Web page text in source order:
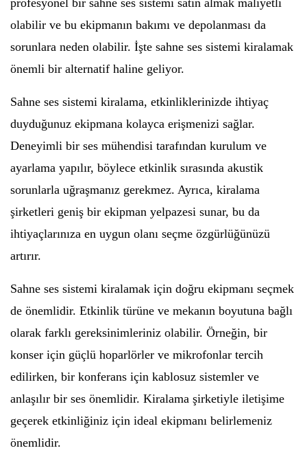
profesyonel bir sahne ses sistemi satın almak maliyetli
olabilir ve bu ekipmanın bakımı ve depolanması da
sorunlara neden olabilir. İşte sahne ses sistemi kiralamak
önemli bir alternatif haline geliyor.
Sahne ses sistemi kiralama, etkinliklerinizde ihtiyaç
duyduğunuz ekipmana kolayca erişmenizi sağlar.
Deneyimli bir ses mühendisi tarafından kurulum ve
ayarlama yapılır, böylece etkinlik sırasında akustik
sorunlarla uğraşmanız gerekmez. Ayrıca, kiralama
şirketleri geniş bir ekipman yelpazesi sunar, bu da
ihtiyaçlarınıza en uygun olanı seçme özgürlüğünüzü
artırır.
Sahne ses sistemi kiralamak için doğru ekipmanı seçmek
de önemlidir. Etkinlik türüne ve mekanın boyutuna bağlı
olarak farklı gereksinimleriniz olabilir. Örneğin, bir
konser için güçlü hoparlörler ve mikrofonlar tercih
edilirken, bir konferans için kablosuz sistemler ve
anlaşılır bir ses önemlidir. Kiralama şirketiyle iletişime
geçerek etkinliğiniz için ideal ekipmanı belirlemeniz
önemlidir.